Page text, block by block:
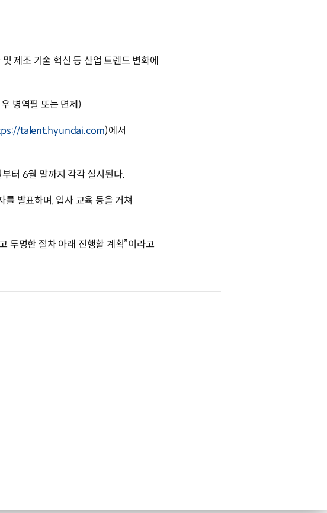
제조 기술 혁신 등 산업 트렌드 변화에
병역필 또는 면제)
talent.hyundai.com)에서
터 6월 말까지 각각 실시된다.
발표하며, 입사 교육 등을 거쳐
투명한 절차 아래 진행할 계획”이라고